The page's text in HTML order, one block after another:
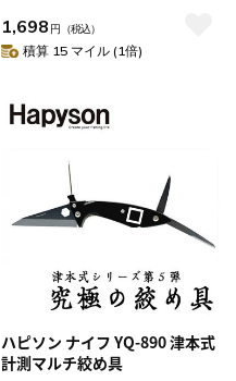
1,698 円 （税込）
積算 15 マイル (1倍)
ハピソン ナイフ YQ-890 津本式
計測マルチ絞め具